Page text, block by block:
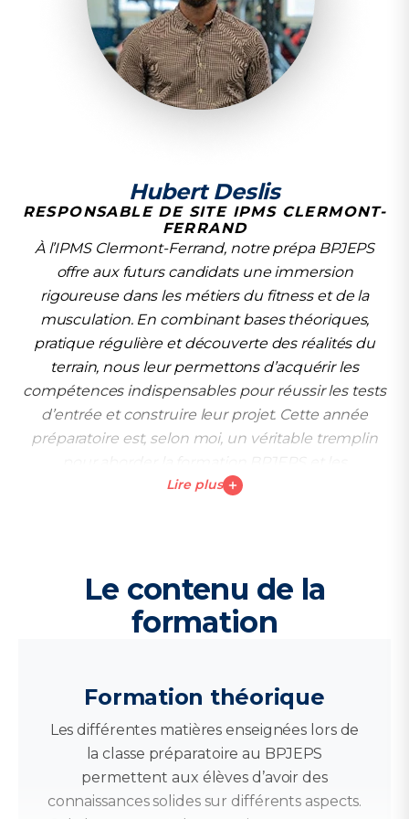
Hubert Deslis
RESPONSABLE DE SITE IPMS CLERMONT-
FERRAND
À l’IPMS Clermont-Ferrand, notre prépa BPJEPS
offre aux futurs candidats une immersion
rigoureuse dans les métiers du fitness et de la
musculation. En combinant bases théoriques,
pratique régulière et découverte des réalités du
terrain, nous leur permettons d’acquérir les
compétences indispensables pour réussir les tests
d’entrée et construire leur projet. Cette année
préparatoire est, selon moi, un véritable tremplin
opportunités du secteur avec une longueur
Lire plus
Le contenu de la
formation
Formation théorique
Les différentes matières enseignées lors de
la classe préparatoire au BPJEPS
permettent aux élèves d’avoir des
connaissances solides sur différents aspects.